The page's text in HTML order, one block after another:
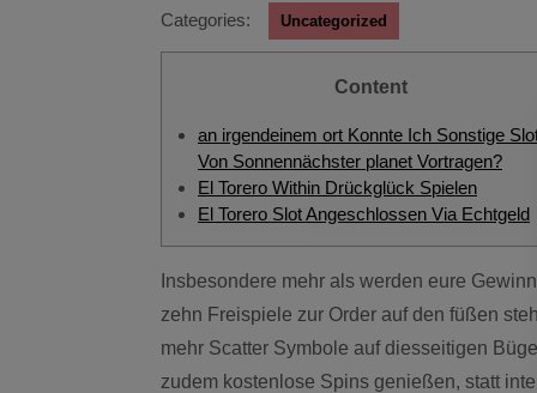
Categories: Uncategorized
Content
an irgendeinem ort Konnte Ich Sonstige
Von Sonnennächster planet Vortragen?
El Torero Within Drückglück Spielen
El Torero Slot Angeschlossen Via Echtgeld
zehn Freispiele zur Order auf den füßen
mehr Scatter Symbole auf diesseitigen
zudem kostenlose Spins genießen, statt